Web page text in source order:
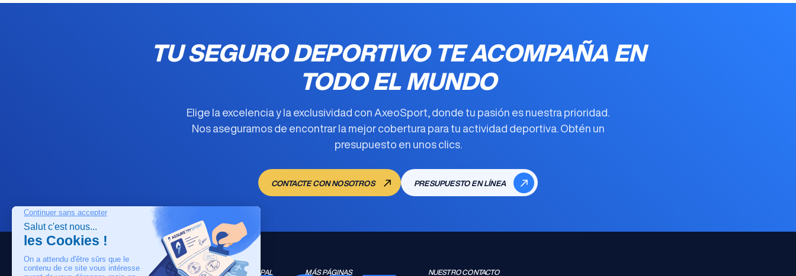
TU SEGURO DEPORTIVO TE ACOMPAÑA EN
TODO EL MUNDO
Elige la excelencia y la exclusividad con AxeoSport, donde tu pasión es nuestra prioridad.
Nos aseguramos de encontrar la mejor cobertura para tu actividad deportiva . Obtén un
presupuesto en unos clics.
CONTACTE CON NOSOTROS PRESUPUESTO EN LÍNEA
PÁGINA PRINCIPAL MÁS PÁGINAS NUESTRO CONTACTO